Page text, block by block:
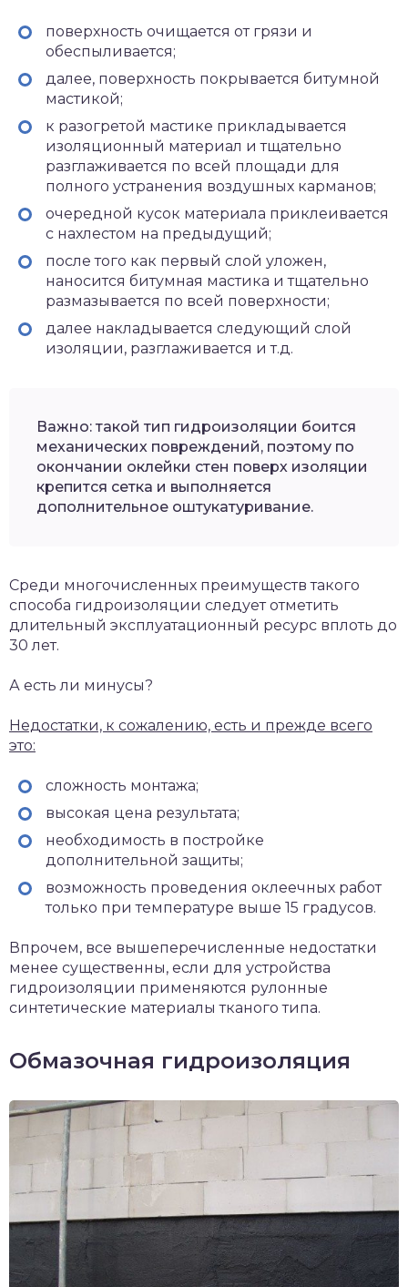
поверхность очищается от грязи и
обеспыливается;
далее, поверхность покрывается битумной
мастикой;
к разогретой мастике прикладывается
изоляционный материал и тщательно
разглаживается по всей площади для
полного устранения воздушных карманов;
очередной кусок материала приклеивается
с нахлестом на предыдущий;
после того как первый слой уложен,
наносится битумная мастика и тщательно
размазывается по всей поверхности;
далее накладывается следующий слой
изоляции, разглаживается и т.д.
Важно: такой тип гидроизоляции боится
механических повреждений, поэтому по
окончании оклейки стен поверх изоляции
крепится сетка и выполняется
дополнительное оштукатуривание.
Среди многочисленных преимуществ такого
способа гидроизоляции следует отметить
длительный эксплуатационный ресурс вплоть до
30 лет.
А есть ли минусы?
Недостатки, к сожалению, есть и прежде всего
это:
сложность монтажа;
высокая цена результата;
необходимость в постройке
дополнительной защиты;
возможность проведения оклеечных работ
только при температуре выше 15 градусов.
Впрочем, все вышеперечисленные недостатки
менее существенны, если для устройства
гидроизоляции применяются рулонные
синтетические материалы тканого типа.
Обмазочная гидроизоляция